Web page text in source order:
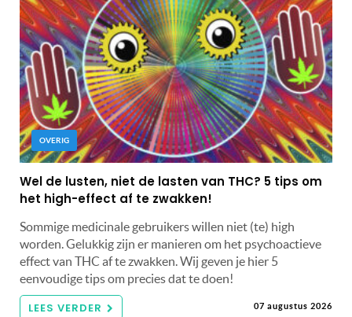
OVERIG
Wel de lusten, niet de lasten van THC? 5 tips om
het high-effect af te zwakken!
Sommige medicinale gebruikers willen niet (te) high
worden. Gelukkig zijn er manieren om het psychoactieve
effect van THC af te zwakken. Wij geven je hier 5
eenvoudige tips om precies dat te doen!
LEES VERDER 07 augustus 2026